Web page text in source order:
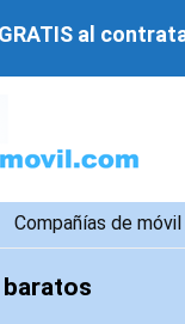
Compañías de móvil
al